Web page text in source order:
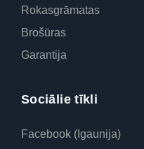
Rokasgrāmatas
Brošūras
Garantija
Sociālie tīkli
Facebook (Igaunija)